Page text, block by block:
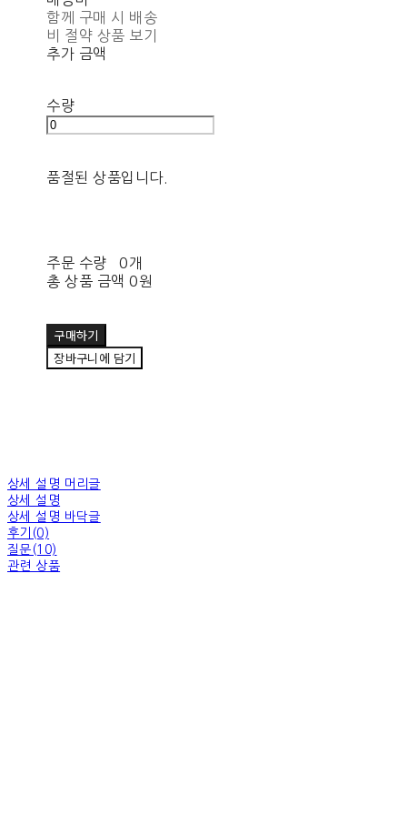
함께 구매 시 배송
비 절약 상품 보기
추가 금액
수량
품절된 상품입니다.
주문 수량
0개
총 상품 금액 0원
구매하기
장바구니에 담기
상세 설명 머리글
상세 설명
상세 설명 바닥글
후기(0)
질문(10)
관련 상품